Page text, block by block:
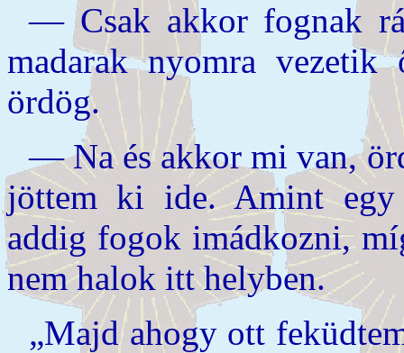
— Csak akkor fognak
madarak nyomra
ördög.
— Na és akkor mi van,
jöttem ki ide. Amint egy
addig fogok imádkozni,
nem halok itt helyben.
„Majd ahogy ott